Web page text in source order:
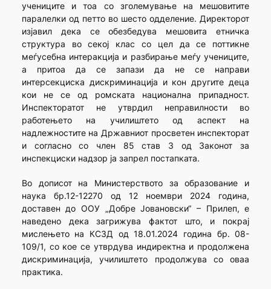
учениците и тоа со зголемување на мешовитите
паралелки од петто во шесто одделение. Директорот
изјавил дека се обезбедува мешовита етничка
структура во секој клас со цел да се поттикне
меѓусебна интеракција и разбирање меѓу учениците,
а притоа да се запази да не се направи
интерсекциска дискриминација и кон другите деца
кои не се од ромската национална припадност.
Инспекторатот не утврдил неправилности во
работењето на училиштето од аспект на
надлежностите на Државниот просветен инспекторат
и согласно со член 85 став 3 од Законот за
инспекциски надзор ја запрел постапката.
Во дописот на Министерството за образование и
наука бр.12-12270 од 12 ноември 2024 година,
доставен до ООУ „Добре Јовановски“ – Прилеп, е
наведено дека загрижува фактот што, и покрај
мислењето на КСЗД од 18.01.2024 година бр. 08-
109/1, со кое се утврдува индиректна и продолжена
дискриминација, училиштето продолжува со оваа
практика.